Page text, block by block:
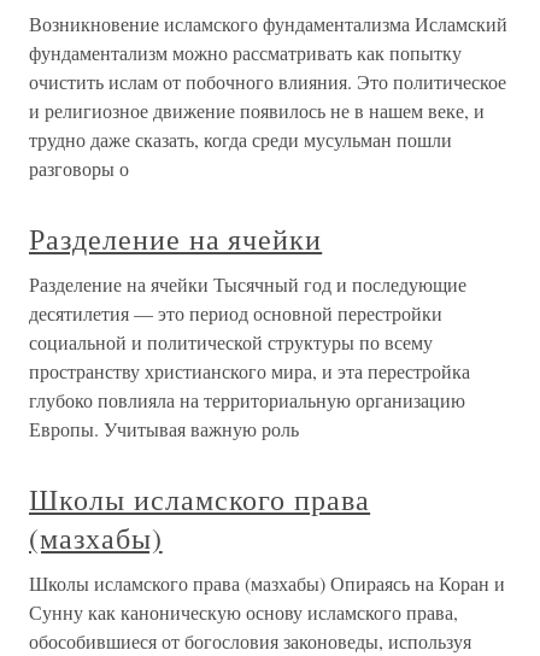
Возникновение исламского фундаментализма Исламский
фундаментализм можно рассматривать как попытку
очистить ислам от побочного влияния. Это политическое
и религиозное движение появилось не в нашем веке, и
трудно даже сказать, когда среди мусульман пошли
разговоры о
Разделение на ячейки
Разделение на ячейки Тысячный год и последующие
десятилетия — это период основной перестройки
социальной и политической структуры по всему
пространству христианского мира, и эта перестройка
глубоко повлияла на территориальную организацию
Европы. Учитывая важную роль
Школы исламского права
(мазхабы)
Школы исламского права (мазхабы) Опираясь на Коран и
Сунну как каноническую основу исламского права,
обособившиеся от богословия законоведы, используя